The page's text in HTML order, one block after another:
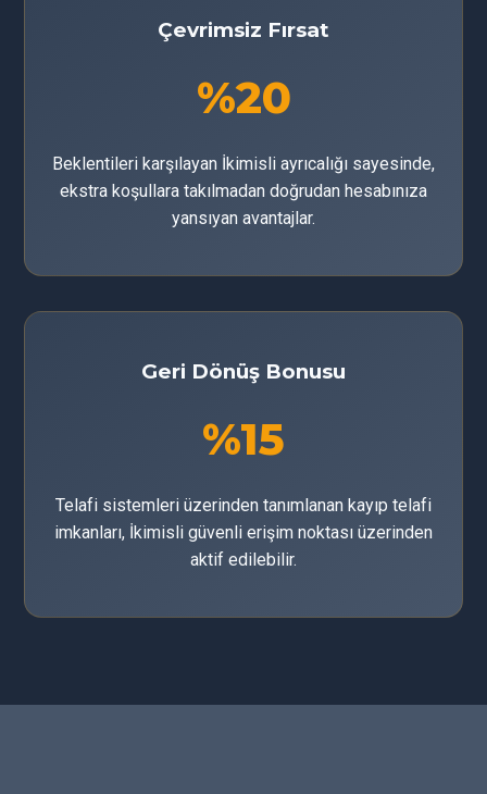
Çevrimsiz Fırsat
%20
Beklentileri karşılayan İkimisli ayrıcalığı sayesinde,
ekstra koşullara takılmadan doğrudan hesabınıza
yansıyan avantajlar.
Geri Dönüş Bonusu
%15
Telafi sistemleri üzerinden tanımlanan kayıp telafi
imkanları, İkimisli güvenli erişim noktası üzerinden
aktif edilebilir.